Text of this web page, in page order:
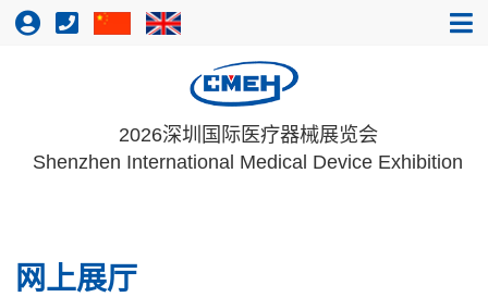
2026深圳国际医疗器械展览会
Shenzhen International Medical Device Exhibition
网上展厅